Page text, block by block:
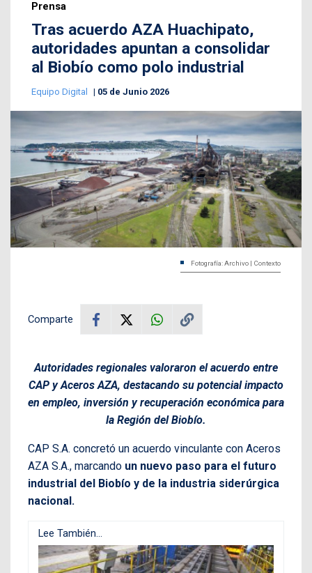
Prensa
Tras acuerdo AZA Huachipato,
autoridades apuntan a consolidar
al Biobío como polo industrial
Equipo Digital 05 de Junio 2026
Fotografía: Archivo | Contexto
Comparte
Autoridades regionales valoraron el acuerdo entre
CAP y Aceros AZA, destacando su potencial impacto
en empleo, inversión y recuperación económica para
la Región del Biobío.
CAP S.A. concretó un acuerdo vinculante con Aceros
AZA S.A., marcando un nuevo paso para el futuro
industrial del Biobío y de la industria siderúrgica
nacional.
Lee También...